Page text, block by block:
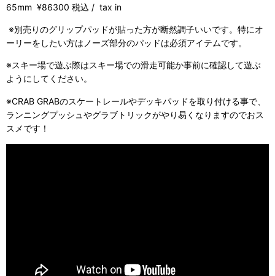
65mm ¥86300 税込 / tax in
※別売りのグリップパッドが貼った方が断然調子いいです。特にオ
ーリーをしたい方はノーズ部分のパッドは必須アイテムです。
※スキー場で遊ぶ際はスキー場での滑走可能か事前に確認して遊ぶ
ようにしてください。
※CRAB GRABのスケートレールやデッキパッドを取り付ける事で、
ランニングプッシュやグラブトリックがやり易くなりますのでおス
スメです！